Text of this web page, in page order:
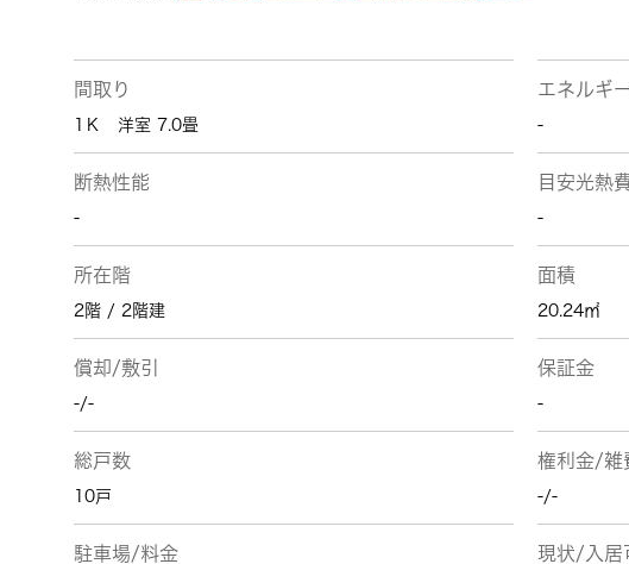
間取り
1Ｋ 洋室 7.0畳
エネルギ
-
断熱性能
-
目安光熱
-
所在階
2階 / 2階建
面積
20.24㎡
償却/敷引
-/-
保証金
-
総戸数
10戸
権利金/雑
-/-
駐車場/料金 現状/入居